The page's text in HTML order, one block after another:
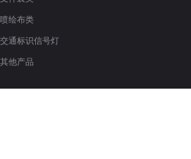
喷绘布类
交通标识信号灯
其他产品